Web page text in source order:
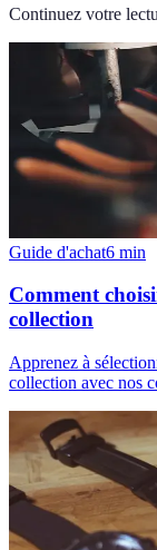
Continuez votre
Guide d'achat6 min
Comment
collection
Apprenez à
collection avec nos